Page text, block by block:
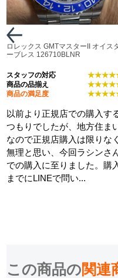
ロレックス GMTマスターII オイス
ーブレス 126710BLNR
スタッフの対応
商品の品揃え
商品の満足度
以前より正規店での購入す
つもりでしたが、地方住ま
なので正規店購入は限りなく
無理と思い、今回ラシンさ
での購入に至りました。購
までにLINEで問い...
この商品の関連